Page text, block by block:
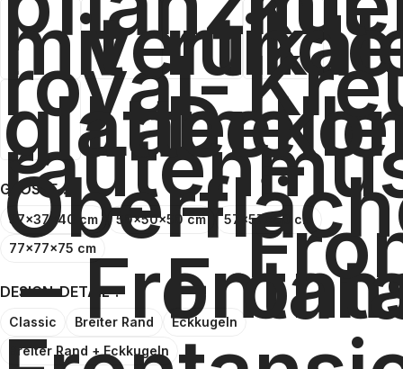
GRÖSSE
37x37x40 cm 50x50x50 cm
57x57x60 cm
77x77x75 cm
DESIGN-DETAIL
Classic Breiter Rand
Eckkugeln
Breiter Rand + Eckkugeln